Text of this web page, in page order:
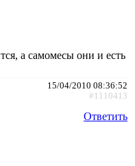
а самомесы они и есть
15/04/2010 08:36:52
#1110413
Ответить